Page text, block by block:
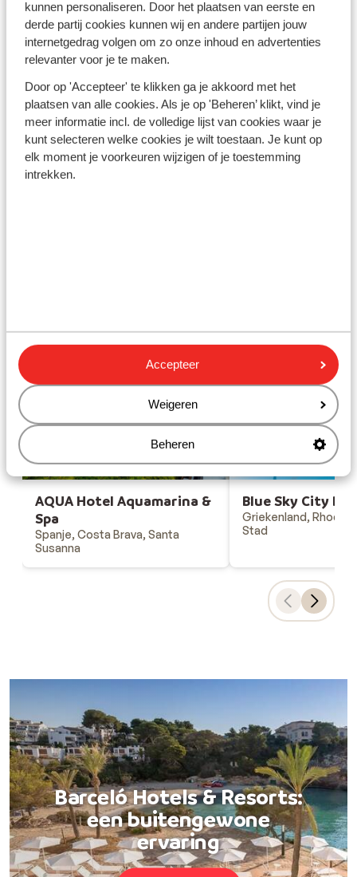
kunnen personaliseren. Door het plaatsen van eerste en
derde partij cookies kunnen wij en andere partijen jouw
internetgedrag volgen om zo onze inhoud en advertenties
relevanter voor je te maken.
Door op 'Accepteer' te klikken ga je akkoord met het
plaatsen van alle cookies. Als je op 'Beheren’ klikt, vind je
meer informatie incl. de volledige lijst van cookies waar je
kunt selecteren welke cookies je wilt toestaan. Je kunt op
elk moment je voorkeuren wijzigen of je toestemming
intrekken.
Accepteer
Weigeren
Beheren
Winterzon Egypte: all-in
vanaf €599 p.p.
Bekijk deals
Bekijk onze unieke toplocaties
AQUA Hotel Aquamarina &
Spa
Spanje, Costa Brava, Santa
Susanna
Blue Sky City
Griekenland,
Stad
Barceló Hotels & Resorts:
een buitengewone
ervaring